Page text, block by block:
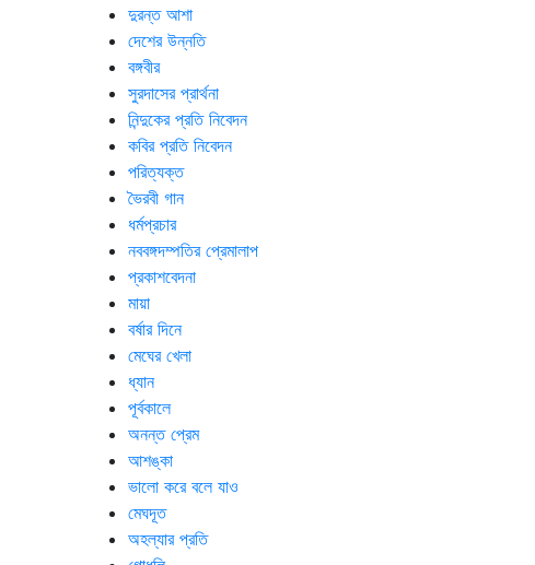
দুরন্ত আশা
দেশের উন্নতি
বঙ্গবীর
সুরদাসের প্রার্থনা
নিন্দুকের প্রতি নিবেদন
কবির প্রতি নিবেদন
পরিত্যক্ত
ভৈরবী গান
ধর্মপ্রচার
নববঙ্গদম্পতির প্রেমালাপ
প্রকাশবেদনা
মায়া
বর্ষার দিনে
মেঘের খেলা
ধ্যান
পূর্বকালে
অনন্ত প্রেম
আশঙ্কা
ভালো করে বলে যাও
মেঘদূত
অহল্যার প্রতি